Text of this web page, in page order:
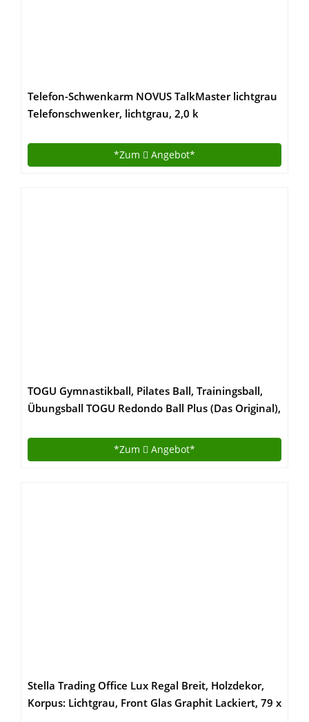
Telefon-Schwenkarm NOVUS TalkMaster lichtgrau
Telefonschwenker, lichtgrau, 2,0 k
*Zum Angebot*
TOGU Gymnastikball, Pilates Ball, Trainingsball,
Übungsball TOGU Redondo Ball Plus (Das Original),
*Zum Angebot*
Stella Trading Office Lux Regal Breit, Holzdekor,
Korpus: Lichtgrau, Front Glas Graphit Lackiert, 79 x